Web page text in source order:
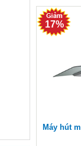
17%
Máy hút